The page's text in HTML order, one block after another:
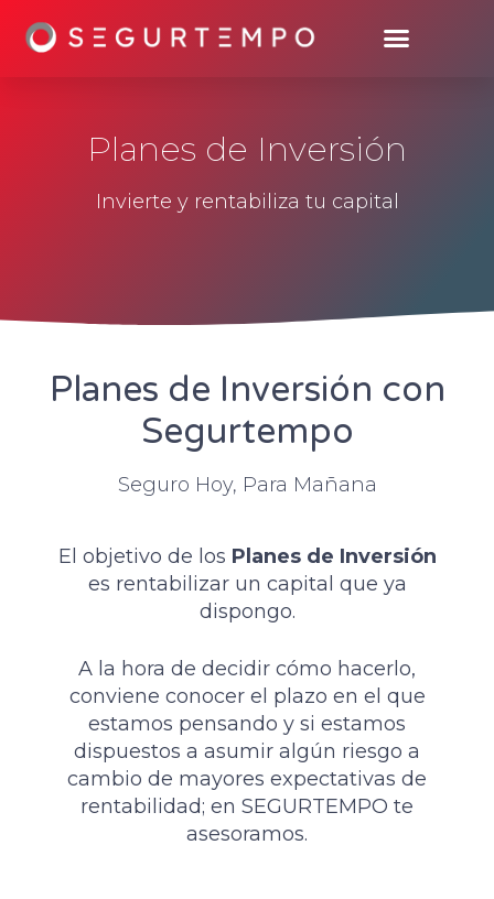
Planes de Inversión
Invierte y rentabiliza tu capital
Planes de Inversión con
Segurtempo
Seguro Hoy, Para Mañana
El objetivo de los Planes de Inversión
es rentabilizar un capital que ya
dispongo.
A la hora de decidir cómo hacerlo,
conviene conocer el plazo en el que
estamos pensando y si estamos
dispuestos a asumir algún riesgo a
cambio de mayores expectativas de
rentabilidad; en SEGURTEMPO te
asesoramos.